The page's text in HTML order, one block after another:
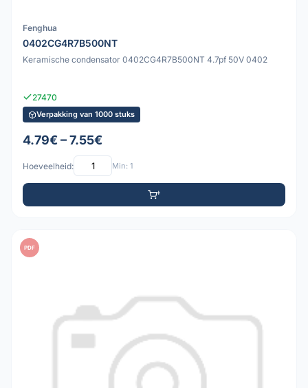
Fenghua
0402CG4R7B500NT
Keramische condensator 0402CG4R7B500NT 4.7pf 50V 0402
27470
Verpakking van 1000 stuks
4.79€ – 7.55€
Hoeveelheid: Min: 1
PDF